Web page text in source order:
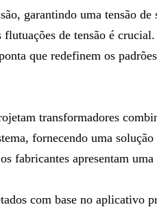
garantindo uma tensão de
de tensão é crucial.
que redefinem os
transformadores
fornecendo uma
fabricantes apresentam
com base no aplicativo